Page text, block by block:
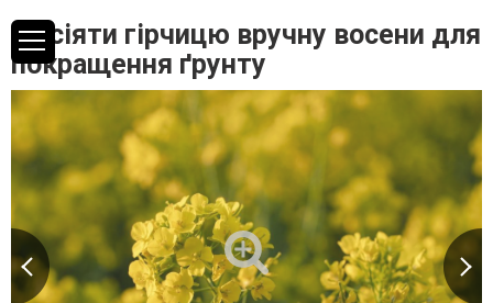
Як сіяти гірчицю вручну восени для
покращення ґрунту